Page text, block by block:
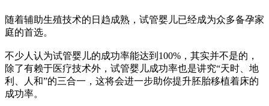
随着辅助生殖技术的日趋成熟，试管婴儿已经成为众多备孕家
庭的首选。
不少人认为试管婴儿的成功率能达到100%，其实并不是的，
除了有赖于医疗技术外，试管婴儿成功率也是讲究“天时、地
利、人和”的三合一，这将会进一步助你提升胚胎移植着床的
成功率。